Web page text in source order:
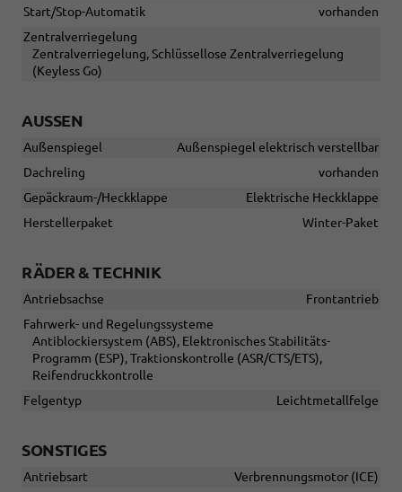
Start/Stop-Automatik
vorhanden
Zentralverriegelung
Zentralverriegelung, Schlüssellose Zentralverriegelung
(Keyless Go)
AUSSEN
Außenspiegel
Außenspiegel elektrisch verstellbar
Dachreling
vorhanden
Gepäckraum-/Heckklappe
Elektrische Heckklappe
Herstellerpaket
Winter-Paket
RÄDER & TECHNIK
Antriebsachse
Frontantrieb
Fahrwerk- und Regelungssysteme
Antiblockiersystem (ABS), Elektronisches Stabilitäts-
Programm (ESP), Traktionskontrolle (ASR/CTS/ETS),
Reifendruckkontrolle
Felgentyp
Leichtmetallfelge
SONSTIGES
Antriebsart Verbrennungsmotor (ICE)